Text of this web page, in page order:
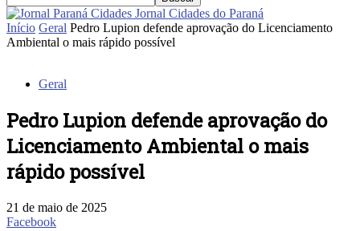
Jornal Cidades do Paraná
Início Geral Pedro Lupion defende aprovação do Licenciamento
Ambiental o mais rápido possível
Geral
Pedro Lupion defende aprovação do
Licenciamento Ambiental o mais
rápido possível
21 de maio de 2025
Facebook